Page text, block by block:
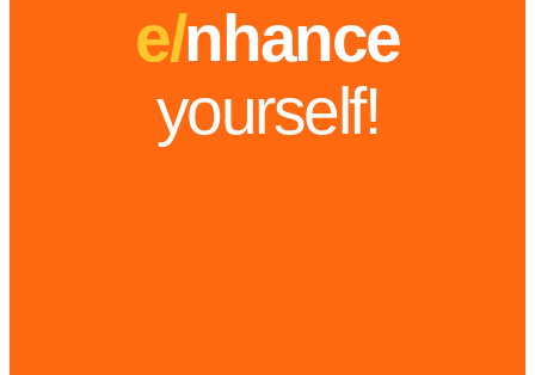
e/nhance
yourself!